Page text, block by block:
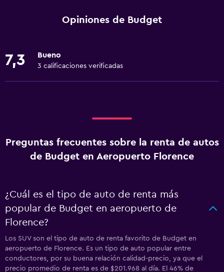
Opiniones de Budget
7,3 Bueno
3 calificaciones verificadas
Preguntas frecuentes sobre la renta de autos
de Budget en Aeropuerto Florence
¿Cuál es el tipo de auto de renta más
popular de Budget en aeropuerto de
Florence?
Los SUV son el tipo de auto de renta favorito de Budget en
aeropuerto de Florence. Es un tipo de auto popular entre
conductores, por su buena relación calidad-precio, ya que el
precio promedio de renta es de $201.968 al día. El 46% de